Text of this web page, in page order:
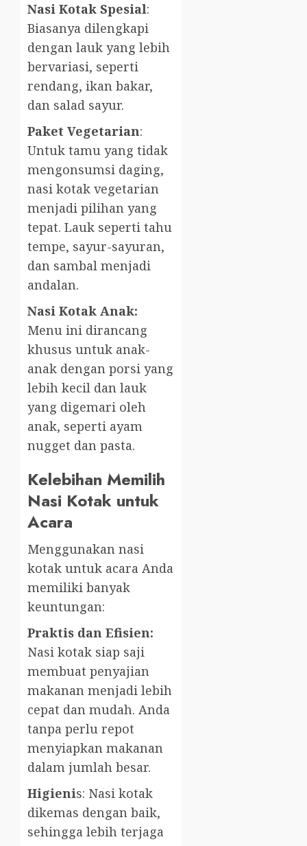
Nasi Kotak Spesial:
Biasanya dilengkapi
dengan lauk yang lebih
bervariasi, seperti
rendang, ikan bakar,
dan salad sayur.
Paket Vegetarian:
Untuk tamu yang tidak
mengonsumsi daging,
nasi kotak vegetarian
menjadi pilihan yang
tepat. Lauk seperti tahu
tempe, sayur-sayuran,
dan sambal menjadi
andalan.
Nasi Kotak Anak:
Menu ini dirancang
khusus untuk anak-
anak dengan porsi yang
lebih kecil dan lauk
yang digemari oleh
anak, seperti ayam
nugget dan pasta.
Kelebihan Memilih
Nasi Kotak untuk
Acara
Menggunakan nasi
kotak untuk acara Anda
memiliki banyak
keuntungan:
Praktis dan Efisien:
Nasi kotak siap saji
membuat penyajian
makanan menjadi lebih
cepat dan mudah. Anda
tanpa perlu repot
menyiapkan makanan
dalam jumlah besar.
Higienis: Nasi kotak
dikemas dengan baik,
sehingga lebih terjaga